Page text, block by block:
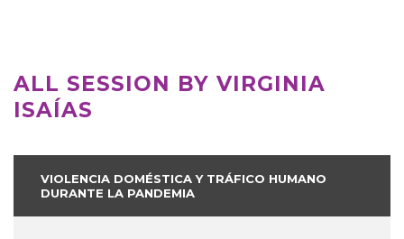
ALL SESSION BY VIRGINIA
ISAÍAS
VIOLENCIA DOMÉSTICA Y TRÁFICO HUMANO
DURANTE LA PANDEMIA